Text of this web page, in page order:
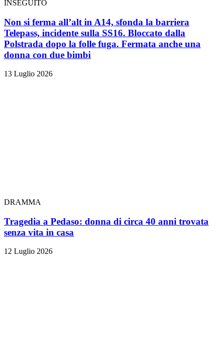
INSEGUITO
Non si ferma all’alt in A14, sfonda la barriera
Telepass, incidente sulla SS16. Bloccato dalla
Polstrada dopo la folle fuga. Fermata anche una
donna con due bimbi
13 Luglio 2026
DRAMMA
Tragedia a Pedaso: donna di circa 40 anni trovata
senza vita in casa
12 Luglio 2026